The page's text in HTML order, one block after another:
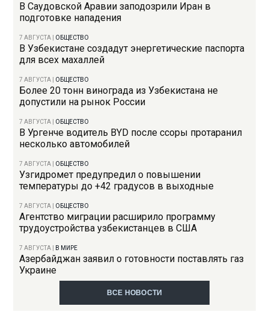
В Саудовской Аравии заподозрили Иран в
подготовке нападения
7 АВГУСТА ОБЩЕСТВО
В Узбекистане создадут энергетические паспорта
для всех махаллей
7 АВГУСТА ОБЩЕСТВО
Более 20 тонн винограда из Узбекистана не
допустили на рынок России
7 АВГУСТА ОБЩЕСТВО
В Ургенче водитель BYD после ссоры протаранил
несколько автомобилей
7 АВГУСТА ОБЩЕСТВО
Узгидромет предупредил о повышении
температуры до +42 градусов в выходные
7 АВГУСТА ОБЩЕСТВО
Агентство миграции расширило программу
трудоустройства узбекистанцев в США
7 АВГУСТА В МИРЕ
Азербайджан заявил о готовности поставлять газ
Украине
ВСЕ НОВОСТИ